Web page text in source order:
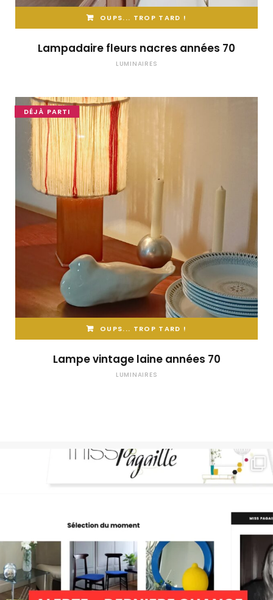
OUPS... TROP TARD !
Lampadaire fleurs nacres années 70
LUMINAIRES
DÉJÀ PARTI
OUPS... TROP TARD !
Lampe vintage laine années 70
LUMINAIRES